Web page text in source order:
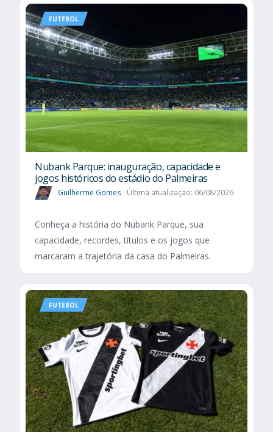
FUTEBOL
Nubank Parque: inauguração, capacidade e
jogos históricos do estádio do Palmeiras
Guilherme Gomes Última atualização: 06/08/2026
Conheça a história do Nubank Parque, sua
capacidade, recordes, títulos e os jogos que
marcaram a trajetória da casa do Palmeiras.
FUTEBOL